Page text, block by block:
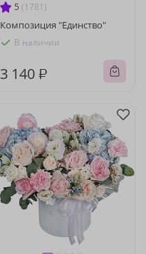
5 (1781)
Композиция "Единство"
В наличии
3 140 ₽